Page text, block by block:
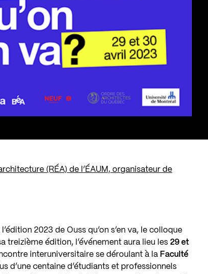
(RÉA) de l’ÉAUM, organisateur de
2023 de Ouss qu’on s’en va, le colloque
treizième édition, l’événement aura lieu les29 et
interuniversitaire se déroulant à la Faculté
d’une centaine d’étudiants et professionnels